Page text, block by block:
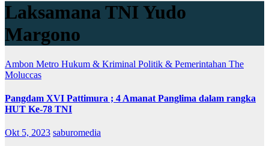
Laksamana TNI Yudo
Margono
Ambon Metro Hukum & Kriminal Politik & Pemerintahan The
Moluccas
Pangdam XVI Pattimura ; 4 Amanat Panglima dalam rangka
HUT Ke-78 TNI
Okt 5, 2023 saburomedia